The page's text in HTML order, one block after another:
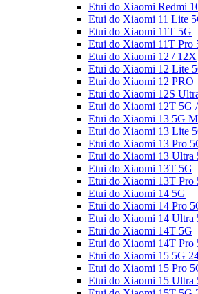
Etui do Xiaomi Redmi
Etui do Xiaomi 11 Lite
Etui do Xiaomi 11T 5G
Etui do Xiaomi 11T Pro
Etui do Xiaomi 12 / 12X
Etui do Xiaomi 12 Lite
Etui do Xiaomi 12 PRO
Etui do Xiaomi 12S
Etui do Xiaomi 12T 5G
Etui do Xiaomi 13 5G
Etui do Xiaomi 13 Lite
Etui do Xiaomi 13 Pro
Etui do Xiaomi 13 Ultra
Etui do Xiaomi 13T 5G
Etui do Xiaomi 13T Pro
Etui do Xiaomi 14 5G
Etui do Xiaomi 14 Pro
Etui do Xiaomi 14 Ultra
Etui do Xiaomi 14T 5G
Etui do Xiaomi 14T Pro
Etui do Xiaomi 15 5G
Etui do Xiaomi 15 Pro
Etui do Xiaomi 15 Ultra